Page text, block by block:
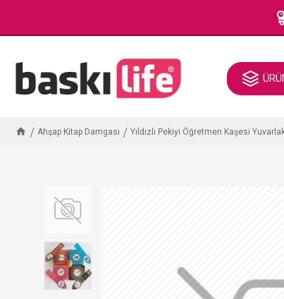
Ahşap Kitap Damgası Yıldızlı Pekiyi Öğretmen Kaşesi